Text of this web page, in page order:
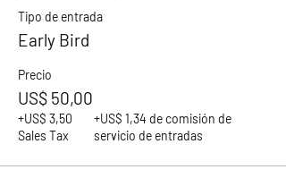
Tipo de entrada
Early Bird
Precio
US$ 50,00
+US$ 3,50
Sales Tax
+US$ 1,34 de comisión de
servicio de entradas